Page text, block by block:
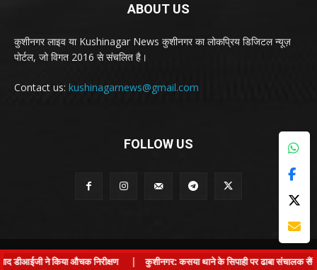
ABOUT US
कुशीनगर लाइव या Kushinagar News कुशीनगर का लोकप्रिय डिजिटल न्यूज़
पोर्टल, जो विगत 2016 से संचलित है।
Contact us: kushinagarnews@gmail.com
FOLLOW US
© Kushinagar Live - 2022 ×
ने किया औचक निरीक्षण | कुशीनगर: कसया थाने के सिपाही पर ढाबा संचालक से लड़की